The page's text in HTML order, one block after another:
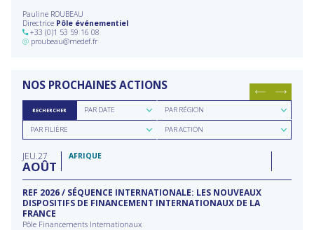
Pauline ROUBEAU
Directrice Pôle événementiel
+33 (0)1 53 59 16 08
@ proubeau@medef.fr
NOS PROCHAINES ACTIONS
RECHERCHER
Rechercher
parPAR DATE
Rechercher
par
région
PAR RÉGION
Rechercher
parPAR FILIÈRE
Rechercher
parPAR ACTION
JEU 27
AOÛT
AFRIQUE
REF 2026 / SÉQUENCE INTERNATIONALE: LES NOUVEAUX
DISPOSITIFS DE FINANCEMENT INTERNATIONAUX DE LA
FRANCE
Pôle Financements Internationaux